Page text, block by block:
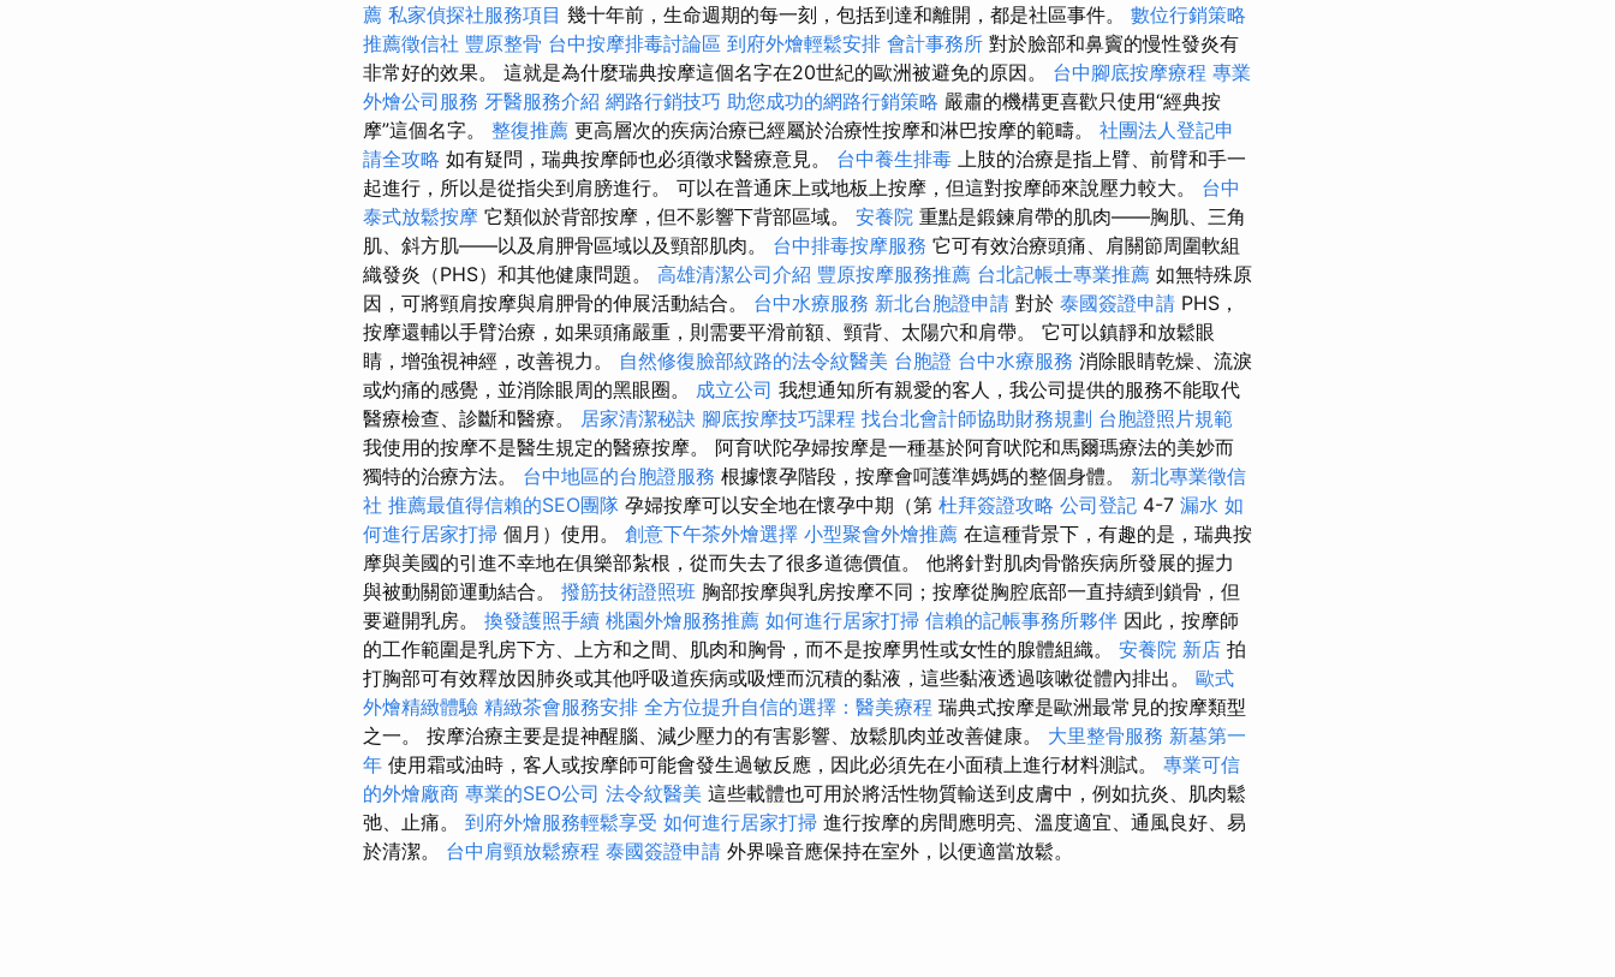
薦 私家偵探社服務項目 幾十年前，生命週期的每一刻，包括到達和離開，都是社區事件。 數位行銷策略
推薦徵信社 豐原整骨 台中按摩排毒討論區 到府外燴輕鬆安排 會計事務所 對於臉部和鼻竇的慢性發炎有
非常好的效果。 這就是為什麼瑞典按摩這個名字在20世紀的歐洲被避免的原因。 台中腳底按摩療程 專業
外燴公司服務 牙醫服務介紹 網路行銷技巧 助您成功的網路行銷策略 嚴肅的機構更喜歡只使用“經典按
摩”這個名字。 整復推薦 更高層次的疾病治療已經屬於治療性按摩和淋巴按摩的範疇。 社團法人登記申
請全攻略 如有疑問，瑞典按摩師也必須徵求醫療意見。 台中養生排毒 上肢的治療是指上臂、前臂和手一
起進行，所以是從指尖到肩膀進行。 可以在普通床上或地板上按摩，但這對按摩師來說壓力較大。 台中
泰式放鬆按摩 它類似於背部按摩，但不影響下背部區域。 安養院 重點是鍛鍊肩帶的肌肉——胸肌、三角
肌、斜方肌——以及肩胛骨區域以及頸部肌肉。 台中排毒按摩服務 它可有效治療頭痛、肩關節周圍軟組
織發炎（PHS）和其他健康問題。 高雄清潔公司介紹 豐原按摩服務推薦 台北記帳士專業推薦 如無特殊原
因，可將頸肩按摩與肩胛骨的伸展活動結合。 台中水療服務 新北台胞證申請 對於 泰國簽證申請 PHS，
按摩還輔以手臂治療，如果頭痛嚴重，則需要平滑前額、頸背、太陽穴和肩帶。 它可以鎮靜和放鬆眼
睛，增強視神經，改善視力。 自然修復臉部紋路的法令紋醫美 台胞證 台中水療服務 消除眼睛乾燥、流淚
或灼痛的感覺，並消除眼周的黑眼圈。 成立公司 我想通知所有親愛的客人，我公司提供的服務不能取代
醫療檢查、診斷和醫療。 居家清潔秘訣 腳底按摩技巧課程 找台北會計師協助財務規劃 台胞證照片規範
我使用的按摩不是醫生規定的醫療按摩。 阿育吠陀孕婦按摩是一種基於阿育吠陀和馬爾瑪療法的美妙而
獨特的治療方法。 台中地區的台胞證服務 根據懷孕階段，按摩會呵護準媽媽的整個身體。 新北專業徵信
社 推薦最值得信賴的SEO團隊 孕婦按摩可以安全地在懷孕中期（第 杜拜簽證攻略 公司登記 4-7 漏水 如
何進行居家打掃 個月）使用。 創意下午茶外燴選擇 小型聚會外燴推薦 在這種背景下，有趣的是，瑞典按
摩與美國的引進不幸地在俱樂部紮根，從而失去了很多道德價值。 他將針對肌肉骨骼疾病所發展的握力
與被動關節運動結合。 撥筋技術證照班 胸部按摩與乳房按摩不同；按摩從胸腔底部一直持續到鎖骨，但
要避開乳房。 換發護照手續 桃園外燴服務推薦 如何進行居家打掃 信賴的記帳事務所夥伴 因此，按摩師
的工作範圍是乳房下方、上方和之間、肌肉和胸骨，而不是按摩男性或女性的腺體組織。 安養院 新店 拍
打胸部可有效釋放因肺炎或其他呼吸道疾病或吸煙而沉積的黏液，這些黏液透過咳嗽從體內排出。 歐式
外燴精緻體驗 精緻茶會服務安排 全方位提升自信的選擇：醫美療程 瑞典式按摩是歐洲最常見的按摩類型
之一。 按摩治療主要是提神醒腦、減少壓力的有害影響、放鬆肌肉並改善健康。 大里整骨服務 新墓第一
年 使用霜或油時，客人或按摩師可能會發生過敏反應，因此必須先在小面積上進行材料測試。 專業可信
的外燴廠商 專業的SEO公司 法令紋醫美 這些載體也可用於將活性物質輸送到皮膚中，例如抗炎、肌肉鬆
弛、止痛。 到府外燴服務輕鬆享受 如何進行居家打掃 進行按摩的房間應明亮、溫度適宜、通風良好、易
於清潔。 台中肩頸放鬆療程 泰國簽證申請 外界噪音應保持在室外，以便適當放鬆。